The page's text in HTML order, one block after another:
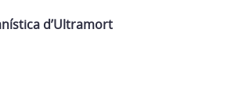
d’Ultramort